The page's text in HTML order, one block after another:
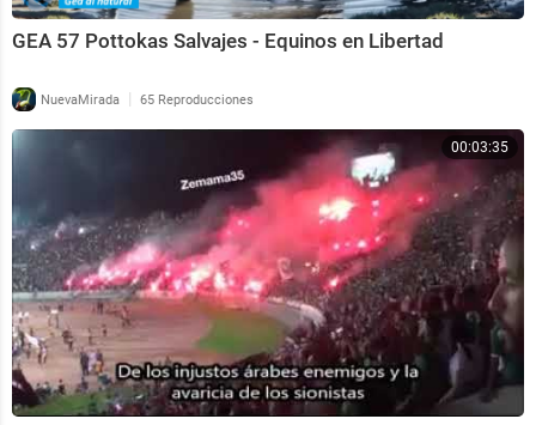
GEA 57 Pottokas Salvajes - Equinos en Libertad
NuevaMirada | 65 Reproducciones
00:03:35